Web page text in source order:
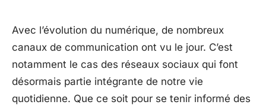
Avec l’évolution du numérique, de nombreux
canaux de communication ont vu le jour. C’est
notamment le cas des réseaux sociaux qui font
désormais partie intégrante de notre vie
quotidienne. Que ce soit pour se tenir informé des